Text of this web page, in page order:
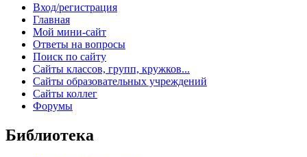
Вход/регистрация
Главная
Мой мини-сайт
Ответы на вопросы
Поиск по сайту
Сайты классов, групп, кружков...
Сайты образовательных учреждений
Сайты коллег
Форумы
Библиотека